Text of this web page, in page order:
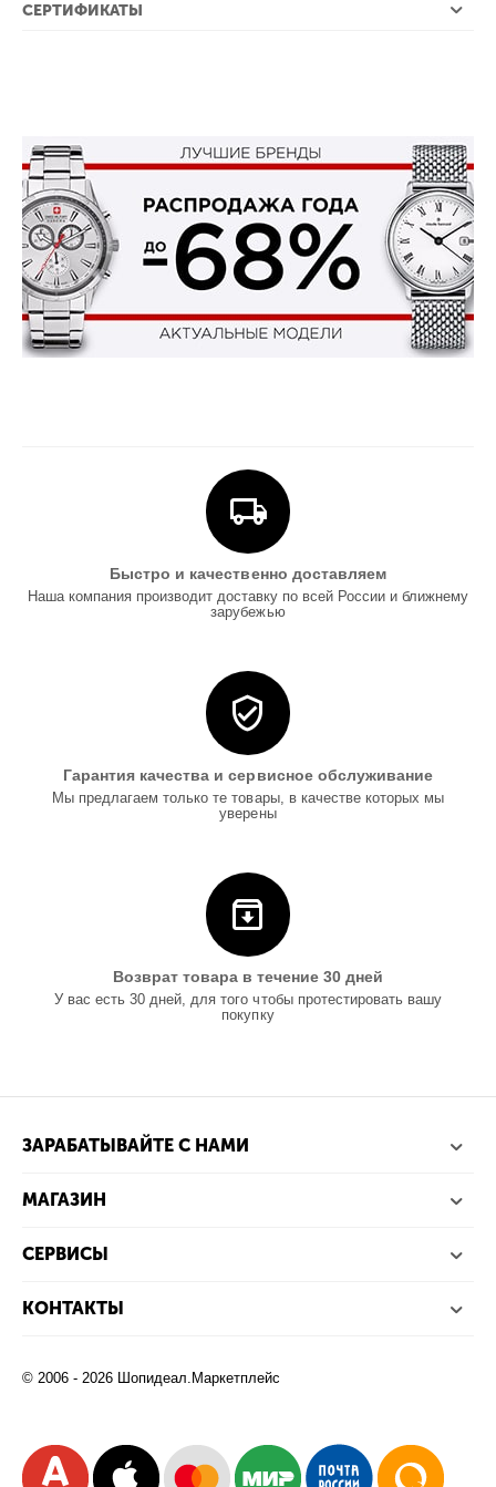
СЕРТИФИКАТЫ
Быстро и качественно доставляем
Наша компания производит доставку по всей России и ближнему
зарубежью
Гарантия качества и сервисное обслуживание
Мы предлагаем только те товары, в качестве которых мы
уверены
Возврат товара в течение 30 дней
У вас есть 30 дней, для того чтобы протестировать вашу
покупку
ЗАРАБАТЫВАЙТЕ С НАМИ
МАГАЗИН
СЕРВИСЫ
КОНТАКТЫ
© 2006 - 2026 Шопидеал.Маркетплейс